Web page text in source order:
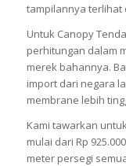
tampilannya terlihat
Untuk Canopy
perhitungan dalam
merek bahannya.
import dari negara
membrane lebih
Kami tawarkan
mulai dari Rp
meter persegi